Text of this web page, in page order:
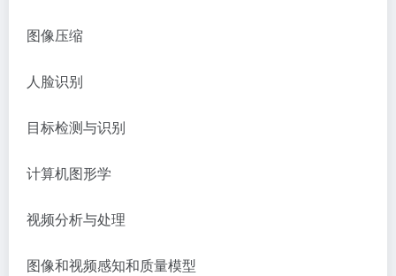
图像压缩
人脸识别
目标检测与识别
计算机图形学
视频分析与处理
图像和视频感知和质量模型